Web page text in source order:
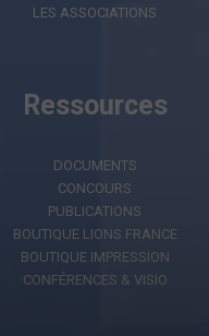
LES ASSOCIATIONS
Ressources
DOCUMENTS
CONCOURS
PUBLICATIONS
BOUTIQUE LIONS FRANCE
BOUTIQUE IMPRESSION
CONFÉRENCES & VISIO